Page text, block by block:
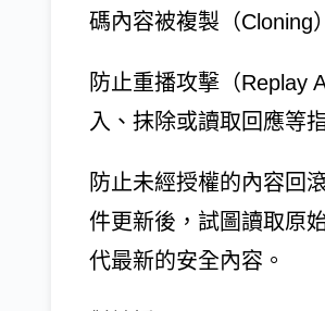
碼內容被複製（Cloning
防止重播攻擊（Replay
入、抹除或讀取回應等
防止未經授權的內容回
件更新後，試圖讀取原
代最新的安全內容。